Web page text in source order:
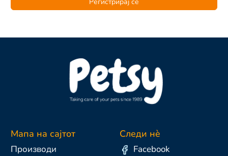
Мапа на сајтот
Производи
Следи нè
Facebook